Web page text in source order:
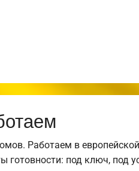
Работаем в
под ключ, под